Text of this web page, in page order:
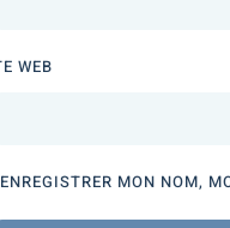
WEB
ENREGISTRER MON NOM,